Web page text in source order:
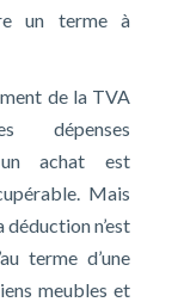
un terme à
de la TVA
dépenses
un achat est
Mais
déduction n’est
terme d’une
meubles et